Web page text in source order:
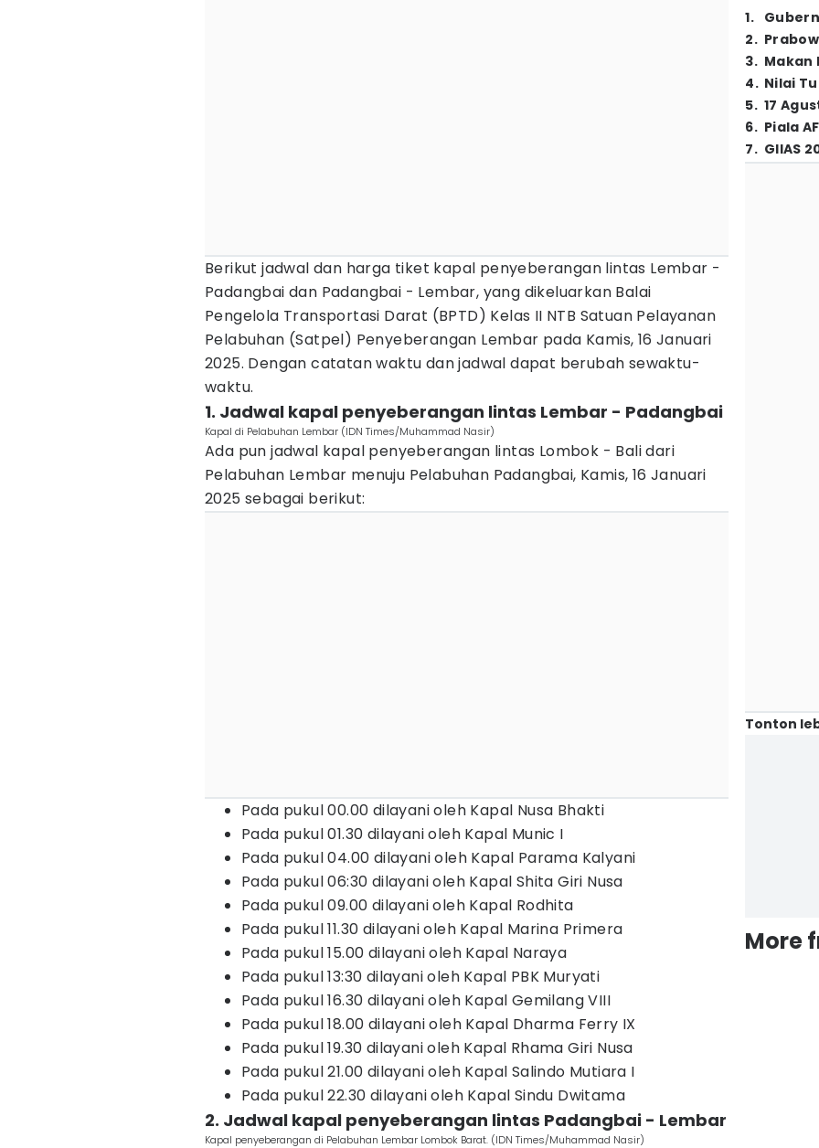
Berikut jadwal dan harga tiket kapal penyeberangan lintas Lembar -
Padangbai dan Padangbai - Lembar, yang dikeluarkan Balai
Pengelola Transportasi Darat (BPTD) Kelas II NTB Satuan Pelayanan
Pelabuhan (Satpel) Penyeberangan Lembar pada Kamis, 16 Januari
2025. Dengan catatan waktu dan jadwal dapat berubah sewaktu-
waktu.
1. Jadwal kapal penyeberangan lintas Lembar - Padangbai
Kapal di Pelabuhan Lembar (IDN Times/Muhammad Nasir)
Ada pun jadwal kapal penyeberangan lintas Lombok - Bali dari
Pelabuhan Lembar menuju Pelabuhan Padangbai, Kamis, 16 Januari
2025 sebagai berikut:
Pada pukul 00.00 dilayani oleh Kapal Nusa Bhakti
Pada pukul 01.30 dilayani oleh Kapal Munic I
Pada pukul 04.00 dilayani oleh Kapal Parama Kalyani
Pada pukul 06:30 dilayani oleh Kapal Shita Giri Nusa
Pada pukul 09.00 dilayani oleh Kapal Rodhita
Pada pukul 11.30 dilayani oleh Kapal Marina Primera
Pada pukul 15.00 dilayani oleh Kapal Naraya
Pada pukul 13:30 dilayani oleh Kapal PBK Muryati
Pada pukul 16.30 dilayani oleh Kapal Gemilang VIII
Pada pukul 18.00 dilayani oleh Kapal Dharma Ferry IX
Pada pukul 19.30 dilayani oleh Kapal Rhama Giri Nusa
Pada pukul 21.00 dilayani oleh Kapal Salindo Mutiara I
Pada pukul 22.30 dilayani oleh Kapal Sindu Dwitama
2. Jadwal kapal penyeberangan lintas Padangbai - Lembar
Kapal penyeberangan di Pelabuhan Lembar Lombok Barat. (IDN Times/Muhammad Nasir)
1.
2.
3. Makan
4. Nilai
5. 17
6. Piala
7. GIIAS
Tonton
More